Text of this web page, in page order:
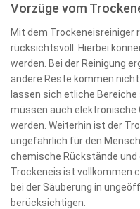
Vorzüge vom
Mit dem Trockeneisreiniger
rücksichtsvoll. Hierbei
werden. Bei der Reinigung
andere Reste kommen
lassen sich etliche
müssen auch
werden. Weiterhin ist der
ungefährlich für den
chemische Rückstände und
Trockeneis ist vollkommen
bei der Säuberung in
berücksichtigen.